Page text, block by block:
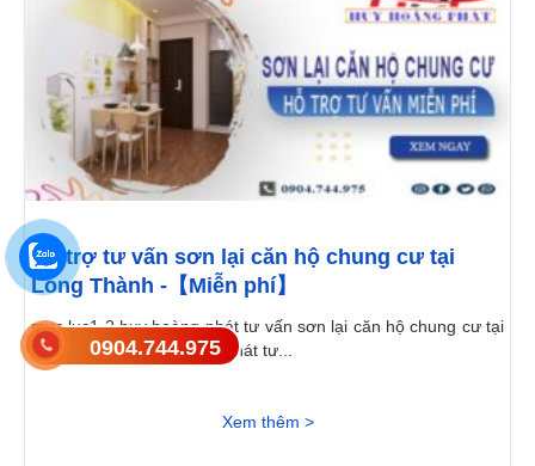
Hỗ trợ tư vấn sơn lại căn hộ chung cư tại
Long Thành -【Miễn phí】
mục lục1 2 huy hoàng phát tư vấn sơn lại căn hộ chung cư tại
long thành2.1 huy hoàng phát tư...
Xem thêm >
0904.744.975